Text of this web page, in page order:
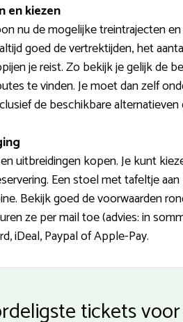
en kiezen
nu de mogelijke treintrajecten
goed de vertrektijden, het
je reist. Zo bekijk je gelijk de
te vinden. Je moet dan zelf
de beschikbare
uitbreidingen kopen. Je kunt
Een stoel met tafeltje
Bekijk goed de voorwaarden
ze per mail toe (advies: in
iDeal, Paypal of Apple-Pay.
tickets